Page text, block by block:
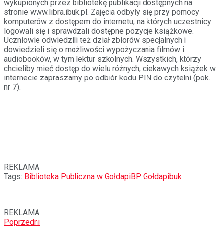
wykupionych przez bibliotekę publikacji dostępnych na
stronie www.libra.ibuk.pl. Zajęcia odbyły się przy pomocy
komputerów z dostępem do internetu, na których uczestnicy
logowali się i sprawdzali dostępne pozycje książkowe.
Uczniowie odwiedzili też dział zbiorów specjalnych i
dowiedzieli się o możliwości wypożyczania filmów i
audiobooków, w tym lektur szkolnych. Wszystkich, którzy
chcieliby mieć dostęp do wielu różnych, ciekawych książek w
internecie zapraszamy po odbiór kodu PIN do czytelni (pok.
nr 7).
REKLAMA
Tags: Biblioteka Publiczna w GołdapiBP Gołdapibuk
REKLAMA
Poprzedni